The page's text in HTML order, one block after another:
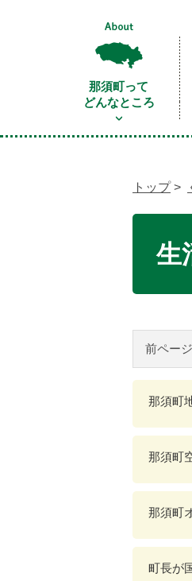
那須町って
どんなところ
トップ>
生
前ページ
那須町
那須町
那須町
町長が